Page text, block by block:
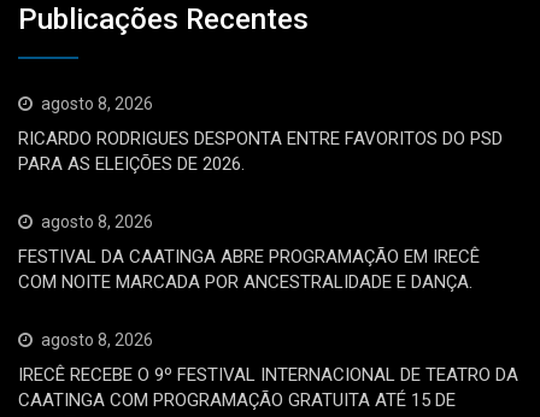
Publicações Recentes
agosto 8, 2026
RICARDO RODRIGUES DESPONTA ENTRE FAVORITOS DO PSD
PARA AS ELEIÇÕES DE 2026.
agosto 8, 2026
FESTIVAL DA CAATINGA ABRE PROGRAMAÇÃO EM IRECÊ
COM NOITE MARCADA POR ANCESTRALIDADE E DANÇA.
agosto 8, 2026
IRECÊ RECEBE O 9º FESTIVAL INTERNACIONAL DE TEATRO DA
CAATINGA COM PROGRAMAÇÃO GRATUITA ATÉ 15 DE